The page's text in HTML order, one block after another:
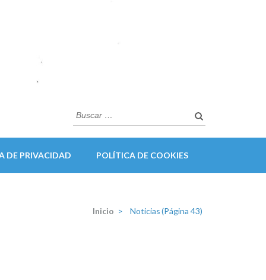
Buscar:
DE PRIVACIDAD POLÍTICA DE COOKIES
Inicio > Noticias(Página 43)